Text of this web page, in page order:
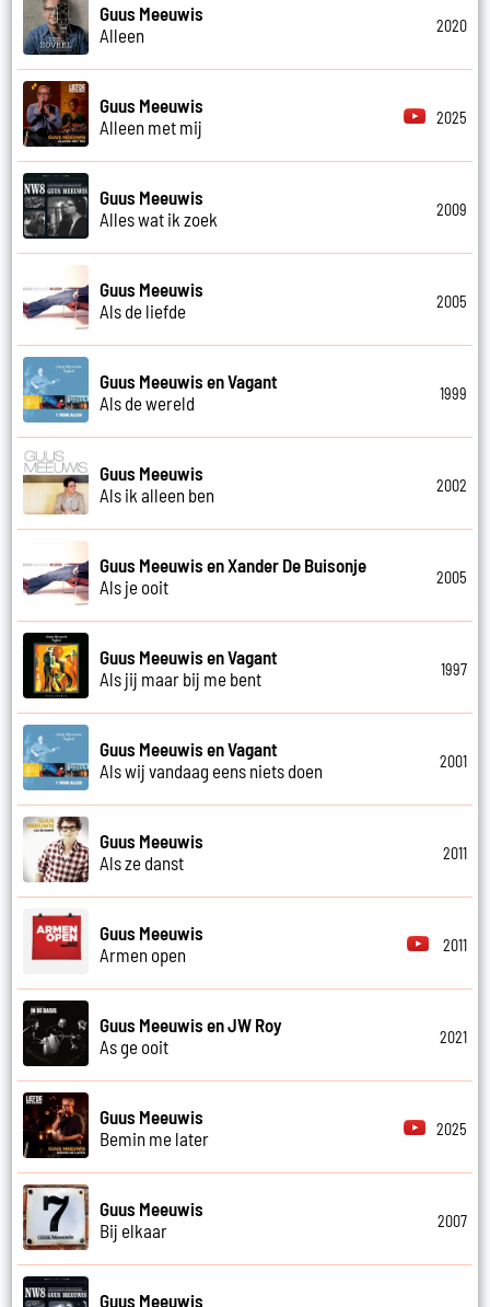
Guus Meeuwis
Alleen
2020
Guus Meeuwis
Alleen met mij
2025
Guus Meeuwis
Alles wat ik zoek
2009
Guus Meeuwis
Als de liefde
2005
Guus Meeuwis en Vagant
Als de wereld
1999
Guus Meeuwis
Als ik alleen ben
2002
Guus Meeuwis en Xander De Buisonje
Als je ooit
2005
Guus Meeuwis en Vagant
Als jij maar bij me bent
1997
Guus Meeuwis en Vagant
Als wij vandaag eens niets doen
2001
Guus Meeuwis
Als ze danst
2011
Guus Meeuwis
Armen open
2011
Guus Meeuwis en JW Roy
As ge ooit
2021
Guus Meeuwis
Bemin me later
2025
Guus Meeuwis
Bij elkaar
2007
Guus Meeuwis